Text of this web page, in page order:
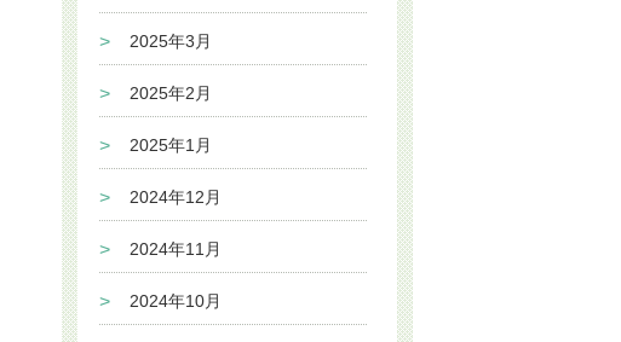
2025年3月
2025年2月
2025年1月
2024年12月
2024年11月
2024年10月